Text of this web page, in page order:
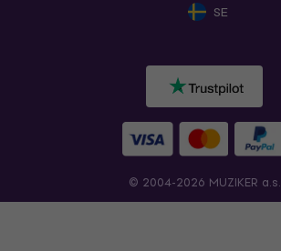
SE
© 2004-2026 MUZIKER a.s.